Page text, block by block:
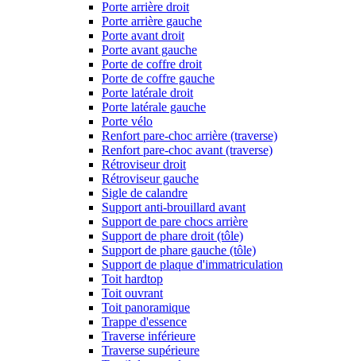
Porte arrière droit
Porte arrière gauche
Porte avant droit
Porte avant gauche
Porte de coffre droit
Porte de coffre gauche
Porte latérale droit
Porte latérale gauche
Porte vélo
Renfort pare-choc arrière (traverse)
Renfort pare-choc avant (traverse)
Rétroviseur droit
Rétroviseur gauche
Sigle de calandre
Support anti-brouillard avant
Support de pare chocs arrière
Support de phare droit (tôle)
Support de phare gauche (tôle)
Support de plaque d'immatriculation
Toit hardtop
Toit ouvrant
Toit panoramique
Trappe d'essence
Traverse inférieure
Traverse supérieure